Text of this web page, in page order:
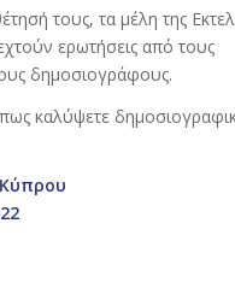
τους, τα μέλη της
ερωτήσεις από τους
δημοσιογράφους.
καλύψετε